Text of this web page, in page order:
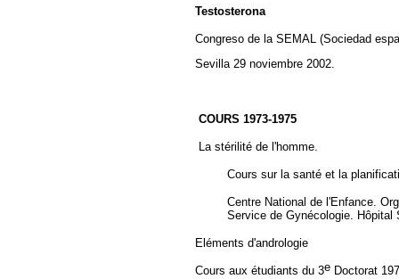
Testosterona
Congreso de la SEMAL (Sociedad
Sevilla 29 noviembre 2002.
COURS 1973-1975
La stérilité de l'homme.
Cours sur la santé et la
Centre National de l'Enfance.
Service de Gynécologie. Hôpital
Eléments d'andrologie
Cours aux étudiants du 3e Doctorat